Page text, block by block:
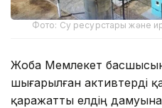
Фото: Су ресурстары және
Жоба Мемлекет
шығарылған активтерді
қаражатты елдің дамуына